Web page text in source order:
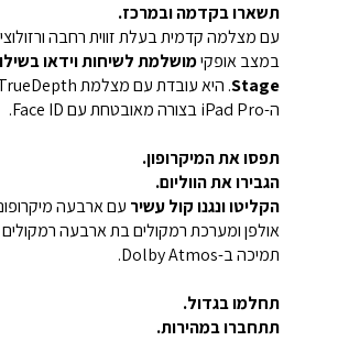
תשארו בקדמה ובמרכז.
במצב אופקי
Stage
ה-iPad Pro בצורה מאובטחת עם Face ID.
תפסו את המיקרופון.
הגבירו את הווליום.
הקליטו ונגנו קול עשיר עם ארבעה
אולפן ומערכת רמקולים בת ארבעה
תמיכה ב-Dolby Atmos.
תחלמו בגדול.
תתחברו במהירות.